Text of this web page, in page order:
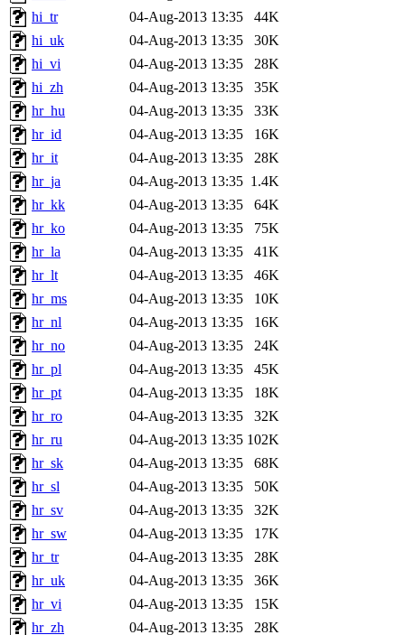
hi_tr
04-Aug-2013 13:35
44K
hi_uk
04-Aug-2013 13:35
30K
hi_vi
04-Aug-2013 13:35
28K
hi_zh
04-Aug-2013 13:35
35K
hr_hu
04-Aug-2013 13:35
33K
hr_id
04-Aug-2013 13:35
16K
hr_it
04-Aug-2013 13:35
28K
hr_ja
04-Aug-2013 13:35 1.4K
hr_kk
04-Aug-2013 13:35
64K
hr_ko
04-Aug-2013 13:35
75K
hr_la
04-Aug-2013 13:35
41K
hr_lt
04-Aug-2013 13:35
46K
hr_ms
04-Aug-2013 13:35
10K
hr_nl
04-Aug-2013 13:35
16K
hr_no
04-Aug-2013 13:35
24K
hr_pl
04-Aug-2013 13:35
45K
hr_pt
04-Aug-2013 13:35
18K
hr_ro
04-Aug-2013 13:35
32K
hr_ru
04-Aug-2013 13:35 102K
hr_sk
04-Aug-2013 13:35
68K
hr_sl
04-Aug-2013 13:35
50K
hr_sv
04-Aug-2013 13:35
32K
hr_sw
04-Aug-2013 13:35
17K
hr_tr
04-Aug-2013 13:35
28K
hr_uk
04-Aug-2013 13:35
36K
hr_vi
04-Aug-2013 13:35
15K
hr_zh
04-Aug-2013 13:35
28K